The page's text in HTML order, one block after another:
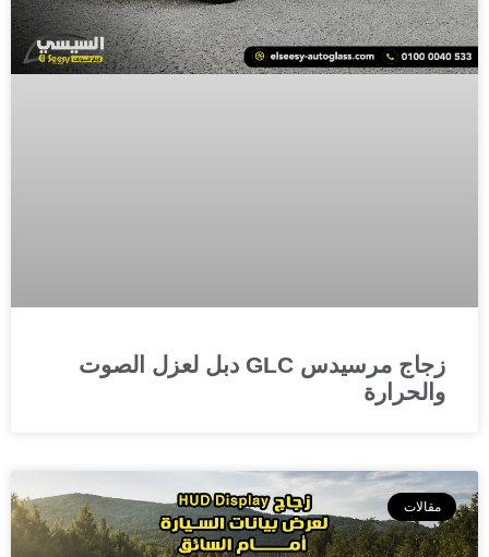
زجاج مرسيدس GLC دبل لعزل الصوت
والحرارة
مقالات